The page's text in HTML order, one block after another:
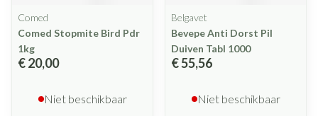
Comed
Comed Stopmite Bird Pdr
1kg
€ 20,00
Niet beschikbaar
Belgavet
Bevepe Anti Dorst Pil
Duiven Tabl 1000
€ 55,56
Niet beschikbaar